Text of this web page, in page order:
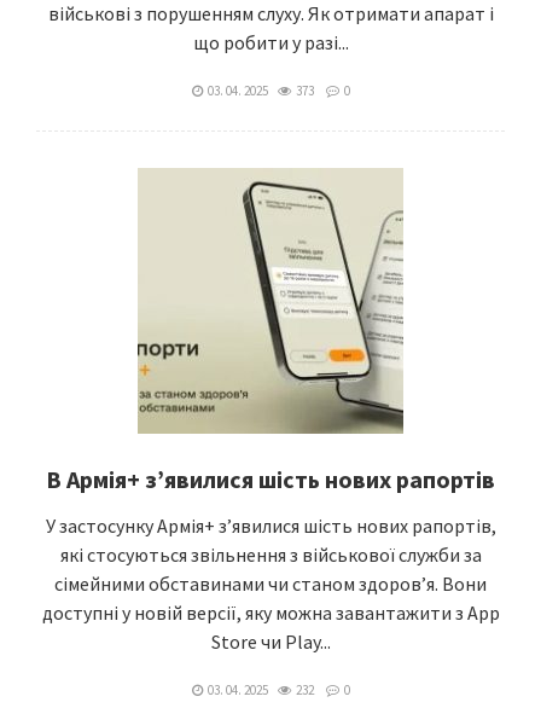
військові з порушенням слуху. Як отримати апарат і
що робити у разі...
03. 04. 2025 373 0
В Армія+ з’явилися шість нових рапортів
У застосунку Армія+ з’явилися шість нових рапортів,
які стосуються звільнення з військової служби за
сімейними обставинами чи станом здоров’я. Вони
доступні у новій версії, яку можна завантажити з App
Store чи Play...
03. 04. 2025 232 0